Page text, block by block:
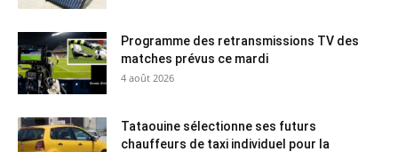
Programme des retransmissions TV des
matches prévus ce mardi
4 août 2026
Tataouine sélectionne ses futurs
chauffeurs de taxi individuel pour la